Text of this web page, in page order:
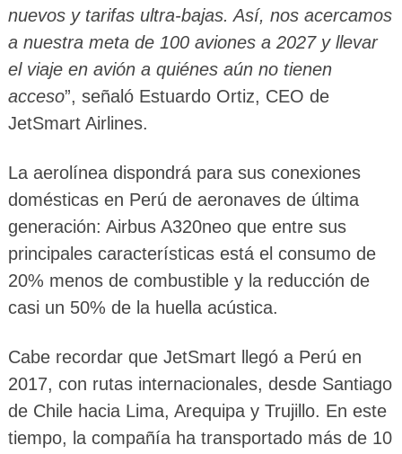
nuevos y tarifas ultra-bajas. Así, nos acercamos
a nuestra meta de 100 aviones a 2027 y llevar
el viaje en avión a quiénes aún no tienen
acceso”, señaló Estuardo Ortiz, CEO de
JetSmart Airlines.
La aerolínea dispondrá para sus conexiones
domésticas en Perú de aeronaves de última
generación: Airbus A320neo que entre sus
principales características está el consumo de
20% menos de combustible y la reducción de
casi un 50% de la huella acústica.
Cabe recordar que JetSmart llegó a Perú en
2017, con rutas internacionales, desde Santiago
de Chile hacia Lima, Arequipa y Trujillo. En este
tiempo, la compañía ha transportado más de 10